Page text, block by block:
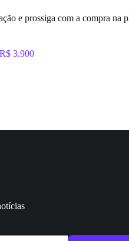
e prossiga com a compra na
3.900